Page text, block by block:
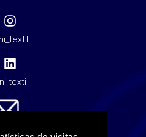
textil